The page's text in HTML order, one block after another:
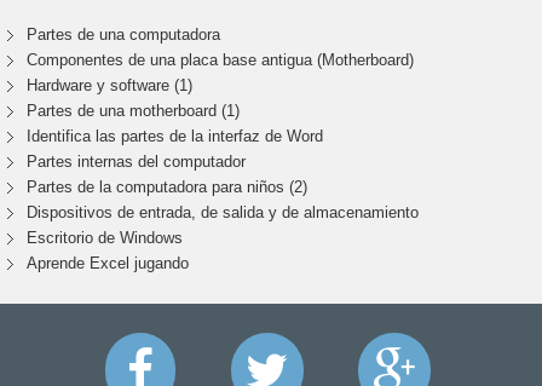
Partes de una computadora
Componentes de una placa base antigua (Motherboard)
Hardware y software (1)
Partes de una motherboard (1)
Identifica las partes de la interfaz de Word
Partes internas del computador
Partes de la computadora para niños (2)
Dispositivos de entrada, de salida y de almacenamiento
Escritorio de Windows
Aprende Excel jugando